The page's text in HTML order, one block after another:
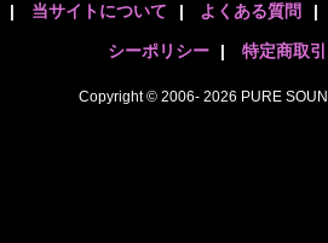
| 当サイトについて | よくある質問 |
シーポリシー | 特定商取
Copyright © 2006- 2026 PURE